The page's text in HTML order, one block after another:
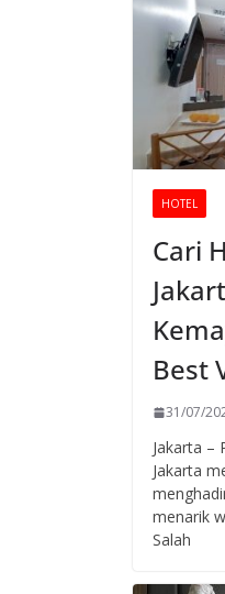
HOTEL
Cari
Best
31/07/
Jakarta –
Jakarta
menarik
Salah